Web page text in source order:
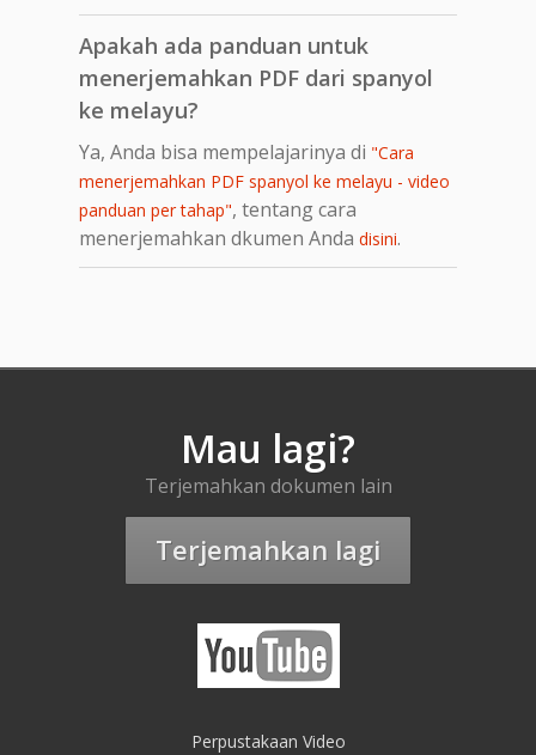
Apakah ada panduan untuk
menerjemahkan PDF dari spanyol
ke melayu?
Ya, Anda bisa mempelajarinya di "Cara
menerjemahkan PDF spanyol ke melayu - video
panduan per tahap", tentang cara
menerjemahkan dkumen Anda disini.
Mau lagi?
Terjemahkan dokumen lain
Terjemahkan lagi
Perpustakaan Video